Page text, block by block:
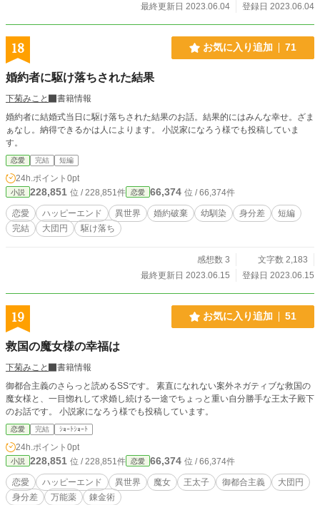
最終更新日 2023.06.04
登録日 2023.06.04
18 お気に入り追加 71
婚約者に駆け落ちされた結果
下菊みこと
書籍情報
婚約者に結婚式当日に駆け落ちされた結果のお話。結果的にはみんな幸せ。ざま
ぁなし。納得できるかは人によります。 小説家になろう様でも投稿していま
す。
恋愛 完結 短編
24h.ポイント 0pt
小説 228,851 位 / 228,851件 恋愛 66,374 位 / 66,374件
恋愛 ハッピーエンド 異世界 婚約破棄 幼馴染 身分差
短編
完結
大団円 駆け落ち
感想数 3
文字数 2,183
最終更新日 2023.06.15
登録日 2023.06.15
19 お気に入り追加 51
救国の魔女様の幸福は
下菊みこと
書籍情報
御都合主義のさらっと読めるSSです。 素直になれない案外ネガティブな救国の
魔女様と、一目惚れして求婚し続ける一途でちょっと重い自分勝手な王太子殿下
のお話です。 小説家になろう様でも投稿しています。
恋愛 完結 ｼｮｰﾄｼｮｰﾄ
24h.ポイント 0pt
小説 228,851 位 / 228,851件 恋愛 66,374 位 / 66,374件
恋愛 ハッピーエンド 異世界 魔女 王太子 御都合主義
大団円
身分差
万能薬 錬金術